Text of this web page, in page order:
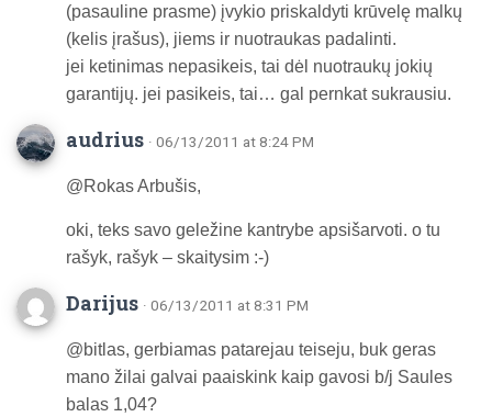
(pasauline prasme) įvykio priskaldyti krūvelę malkų
(kelis įrašus), jiems ir nuotraukas padalinti.
jei ketinimas nepasikeis, tai dėl nuotraukų jokių
garantijų. jei pasikeis, tai… gal pernkat sukrausiu.
audrius · 06/13/2011 at 8:24 PM
@Rokas Arbušis,
oki, teks savo geležine kantrybe apsišarvoti. o tu
rašyk, rašyk – skaitysim :-)
Darijus · 06/13/2011 at 8:31 PM
@bitlas, gerbiamas patarejau teiseju, buk geras
mano žilai galvai paaiskink kaip gavosi b/j Saules
balas 1,04?